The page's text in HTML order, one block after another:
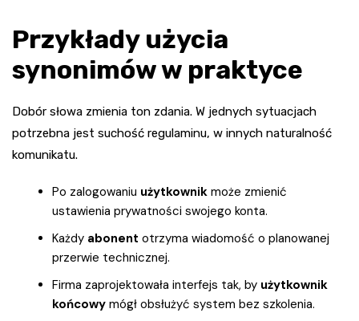
Przykłady użycia
synonimów w praktyce
Dobór słowa zmienia ton zdania. W jednych sytuacjach
potrzebna jest suchość regulaminu, w innych naturalność
komunikatu.
Po zalogowaniu użytkownik może zmienić
ustawienia prywatności swojego konta.
Każdy abonent otrzyma wiadomość o planowanej
przerwie technicznej.
Firma zaprojektowała interfejs tak, by użytkownik
końcowy mógł obsłużyć system bez szkolenia.